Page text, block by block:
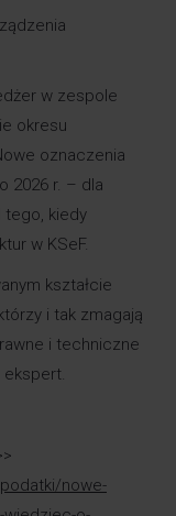
w zespole
okresu
oznaczenia
2026 r. – dla
tego, kiedy
w KSeF.
kształcie
i tak zmagają
i techniczne
ekspert.
nowe-